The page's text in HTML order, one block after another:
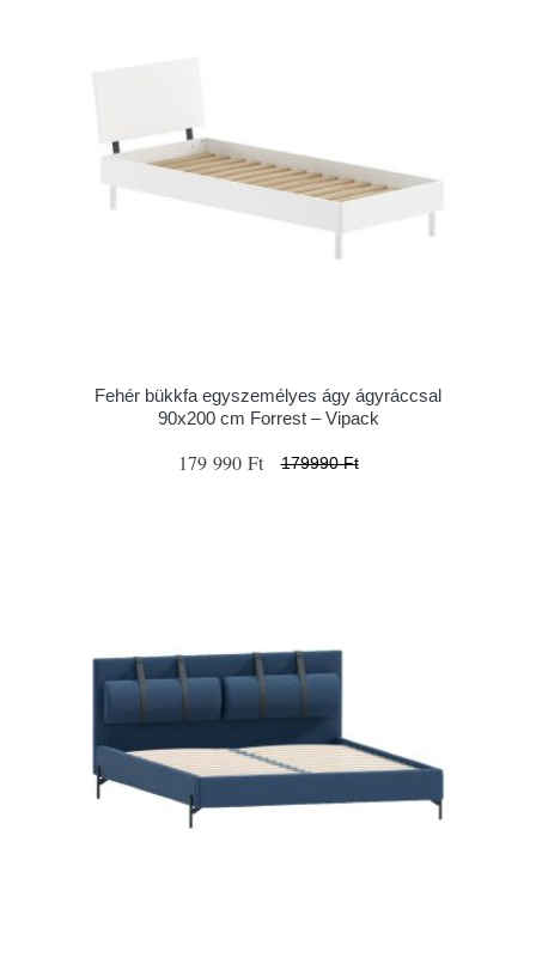
Fehér bükkfa egyszemélyes ágy ágyráccsal
90x200 cm Forrest – Vipack
179 990 Ft 179990 Ft